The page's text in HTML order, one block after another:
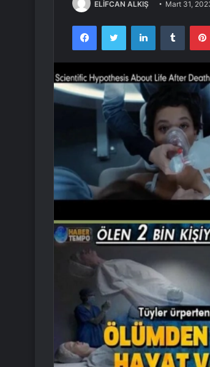
ELİFCAN ALKIŞ Mart 31,
FacebookTwitter LinkedInTumblr